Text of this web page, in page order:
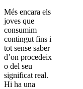
Més encara els
joves que
consumim
contingut fins i
tot sense saber
d’on procedeix
o del seu
significat real.
Hi ha una